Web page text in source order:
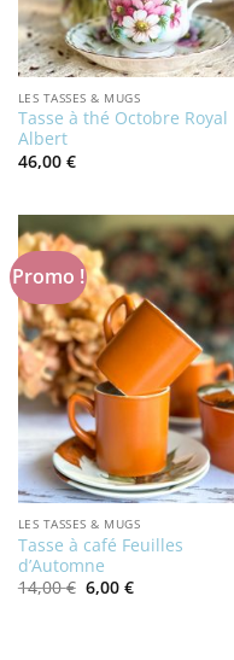
LES TASSES & MUGS
Tasse à thé Octobre Royal
Albert
46,00 €
Promo !
LES TASSES & MUGS
Tasse à café Feuilles
d’Automne
14,00€ Le
prix
6,00 €Le
prix